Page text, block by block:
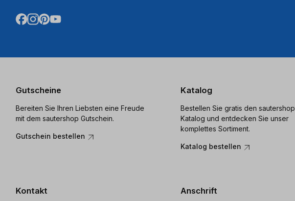
Gutscheine
Bereiten Sie Ihren Liebsten eine Freude
mit dem sautershop Gutschein.
Gutschein bestellen
Katalog
Bestellen Sie gratis den sautershop
Katalog und entdecken Sie unser
komplettes Sortiment.
Katalog bestellen
Kontakt Anschrift